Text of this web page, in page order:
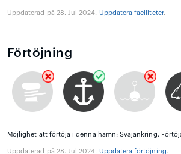
Uppdaterad på 28. Jul 2024. Uppdatera faciliteter.
Förtöjning
Möjlighet att förtöja i denna hamn: Svajankring,
Uppdaterad på 28. Jul 2024. Uppdatera förtöjning.